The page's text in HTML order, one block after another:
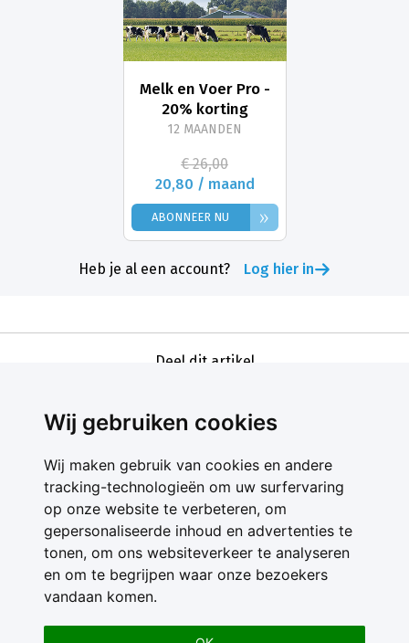
Wij gebruiken cookies
Wij maken gebruik van cookies en andere
tracking-technologieën om uw surfervaring
op onze website te verbeteren, om
gepersonaliseerde inhoud en advertenties te
tonen, om ons websiteverkeer te analyseren
en om te begrijpen waar onze bezoekers
vandaan komen.
Melk en Voer Pro -
20% korting
12 MAANDEN
€ 26,00
20,80 / maand
ABONNEER NU »
Heb je al een account? Log hier in
Deel dit artikel
Contact
Feedback
Nieuwsbrief
Adverteren
Gebruikersvoorwaarden